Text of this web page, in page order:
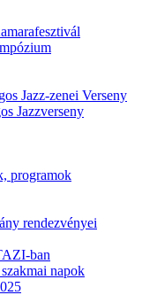
Jazz-zenei Verseny
Jazzverseny
programok
rendezvényei
ban
napok